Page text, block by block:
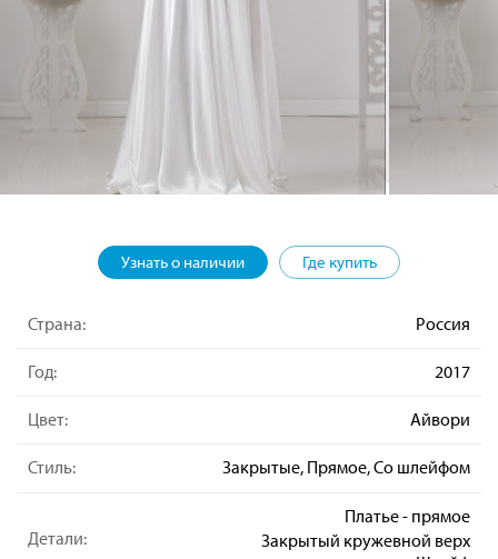
Узнать о наличии Где купить
Страна: Россия
Год: 2017
Цвет: Айвори
Стиль: Закрытые, Прямое, Со шлейфом
Детали:
Платье - прямое
Закрытый кружевной верх